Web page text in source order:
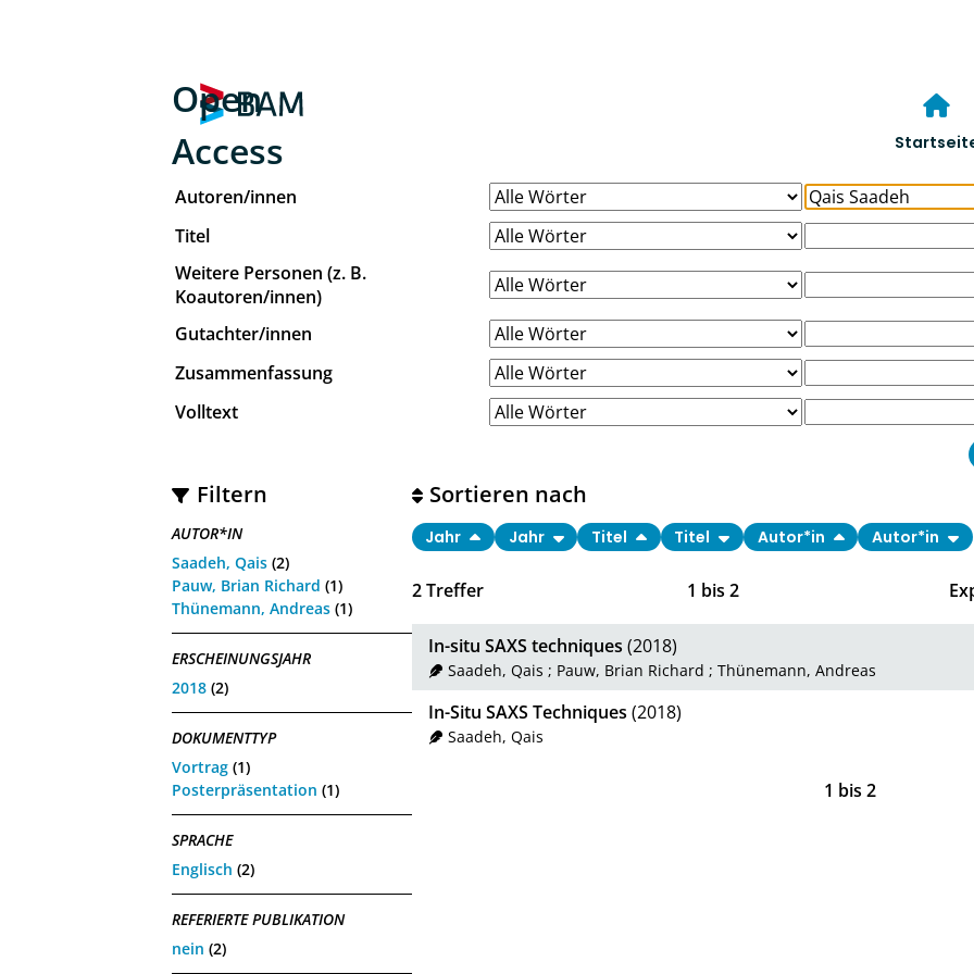
Open
Access
Autoren/innen
Titel
Weitere Personen (z. B.
Koautoren/innen)
Gutachter/innen
Zusammenfassung
Volltext
Filtern
AUTOR*IN
Saadeh, Qais (2)
Pauw, Brian Richard (1)
Thünemann, Andreas (1)
ERSCHEINUNGSJAHR
2018 (2)
DOKUMENTTYP
Vortrag (1)
Posterpräsentation (1)
SPRACHE
Englisch (2)
REFERIERTE PUBLIKATION
nein (2)
2Treffer 1 bis 2
Sortieren nach
Jahr Jahr Titel Titel Autor*in Autor*in
In-situ SAXS techniques (2018)
Saadeh, Qais ; Pauw, Brian Richard ;Thünemann, Andreas
In-Situ SAXS Techniques (2018)
Saadeh, Qais
1 bis2